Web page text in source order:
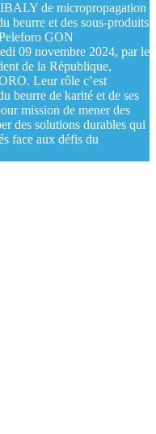
de micropropagation
beurre et des sous-produits
GON
09 novembre 2024, par le
de la République,
Leur rôle c’est
beurre de karité et de ses
mission de mener des
des solutions durables qui
face aux défis du